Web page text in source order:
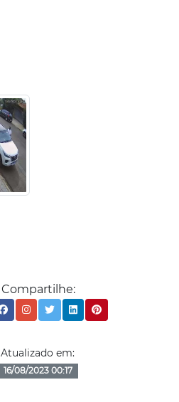
Compartilhe:
Atualizado em:
16/08/2023 00:17